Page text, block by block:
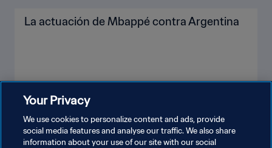
La actuación de Mbappé contra Argentina
VER MÁS
Your Privacy
We use cookies to personalize content and ads, provide
social media features and analyse our traffic. We also share
information about your use of our site with our social